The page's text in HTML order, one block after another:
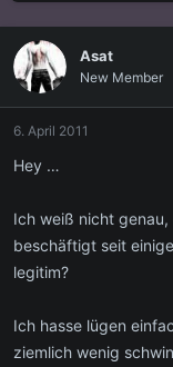
s
t
e
l
l
e
r
s
t
t
Asat
New Member
6. April 2011
Hey …
Ich weiß nicht
beschäftigt seit
legitim?
Ich hasse lügen
ziemlich wenig